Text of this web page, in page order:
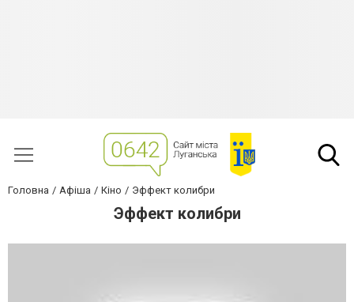
Головна Афіша Кіно Эффект колибри
Эффект колибри